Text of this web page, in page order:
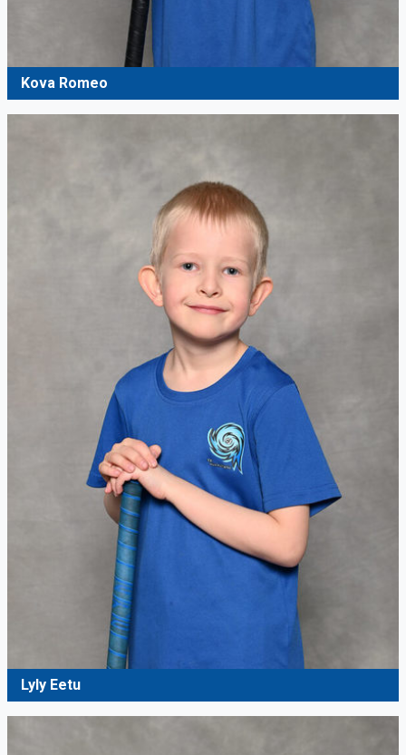
Kova Romeo
Lyly Eetu